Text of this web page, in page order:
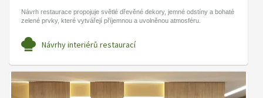
Návrh restaurace propojuje světlé dřevěné dekory, jemné odstíny a bohaté
zelené prvky, které vytvářejí příjemnou a uvolněnou atmosféru.
Návrhy interiérů restaurací